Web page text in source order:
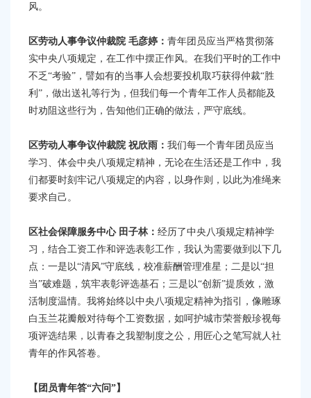
风。
区劳动人事争议仲裁院 毛彦婷： 青年团员应当严格贯彻落
实中央八项规定，在工作中摆正作风。在我们平时的工作中
不乏“考验”，譬如有的当事人会想要投机取巧获得仲裁“胜
利”，做出送礼等行为，但我们每一个青年工作人员都能及
时劝阻这些行为，告知他们正确的做法，严守底线。
区劳动人事争议仲裁院 祝欣雨： 我们每一个青年团员应当
学习、体会中央八项规定精神，无论在生活还是工作中，我
们都要时刻牢记八项规定的内容，以身作则，以此为准绳来
要求自己。
区社会保障服务中心 田子林： 经历了中央八项规定精神学
习，结合工资工作和评选表彰工作，我认为需要做到以下几
点：‌一是以“清风”守底线，校准薪酬管理准星‌；‌二是以“担
当”破难题，筑牢表彰评选基石‌；‌三是以“创新”提质效，激
活制度温情。我将始终以中央八项规定精神为指引，像雕琢
白玉兰花瓣般对待每个工资数据，如呵护城市荣誉般珍视每
项评选结果，以青春之我塑制度之公，用匠心之笔写就人社
青年的作风答卷。
【团员青年答“六问”】